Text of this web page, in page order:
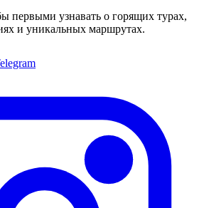
первыми узнавать о горящих турах,
и уникальных маршрутах.